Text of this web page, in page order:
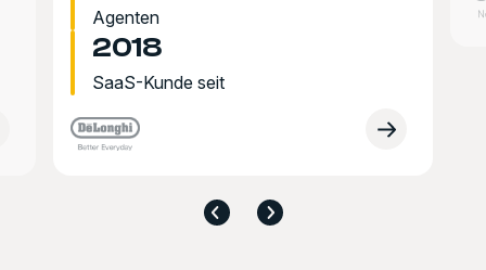
Agenten
2018
SaaS-Kunde seit